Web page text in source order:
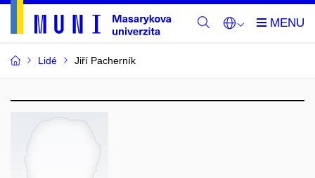
Lidé Jiří Pacherník